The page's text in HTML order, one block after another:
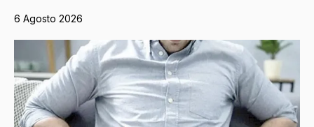
6 Agosto 2026